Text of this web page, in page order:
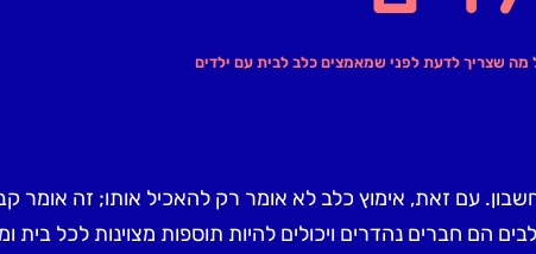
מה שצריך לדעת לפני שמאמצים כלב לבית עם ילדים
עם זאת, אימוץ כלב לא אומר רק להאכיל אותו; זה
הם חברים נהדרים ויכולים להיות תוספות מצוינות לכל